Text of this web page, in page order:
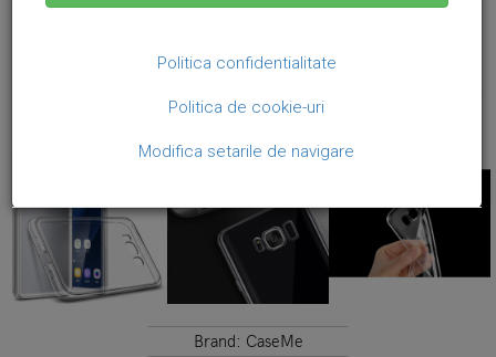
Brand: CaseMe
Politica confidentialitate
Politica de cookie-uri
Modifica setarile de navigare